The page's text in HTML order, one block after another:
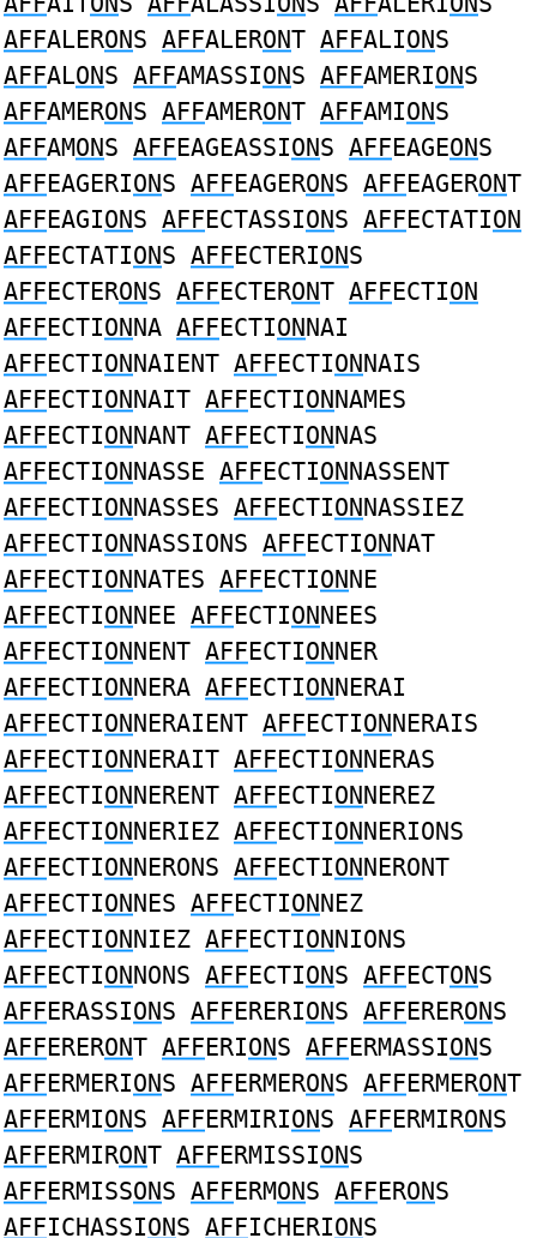
AFFALERONS AFFALERONT AFFALIONS
AFFALONS AFFAMASSIONS AFFAMERIONS
AFFAMERONS AFFAMERONT AFFAMIONS
AFFAMONS AFFEAGEASSIONS AFFEAGEONS
AFFEAGERIONS AFFEAGERONS AFFEAGERONT
AFFEAGIONS AFFECTASSIONS AFFECTATION
AFFECTATIONS AFFECTERIONS
AFFECTERONS AFFECTERONT AFFECTION
AFFECTIONNA AFFECTIONNAI
AFFECTIONNAIENT AFFECTIONNAIS
AFFECTIONNAIT AFFECTIONNAMES
AFFECTIONNANT AFFECTIONNAS
AFFECTIONNASSE AFFECTIONNASSENT
AFFECTIONNASSES AFFECTIONNASSIEZ
AFFECTIONNASSIONS AFFECTIONNAT
AFFECTIONNATES AFFECTIONNE
AFFECTIONNEE AFFECTIONNEES
AFFECTIONNENT AFFECTIONNER
AFFECTIONNERA AFFECTIONNERAI
AFFECTIONNERAIENT AFFECTIONNERAIS
AFFECTIONNERAIT AFFECTIONNERAS
AFFECTIONNERENT AFFECTIONNEREZ
AFFECTIONNERIEZ AFFECTIONNERIONS
AFFECTIONNERONS AFFECTIONNERONT
AFFECTIONNES AFFECTIONNEZ
AFFECTIONNIEZ AFFECTIONNIONS
AFFECTIONNONS AFFECTIONS AFFECTONS
AFFERASSIONS AFFERERIONS AFFERERONS
AFFERERONT AFFERIONS AFFERMASSIONS
AFFERMERIONS AFFERMERONS AFFERMERONT
AFFERMIONS AFFERMIRIONS AFFERMIRONS
AFFERMIRONT AFFERMISSIONS
AFFERMISSONS AFFERMONS AFFERONS
AFFICHASSIONS AFFICHERIONS